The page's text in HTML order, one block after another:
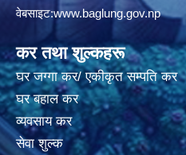
वेबसाइट:www.baglung.gov.np
कर तथा शुल्कहरू
घर जग्गा कर/ एकीकृत सम्पति कर
घर बहाल कर
व्यवसाय कर
सेवा शुल्क